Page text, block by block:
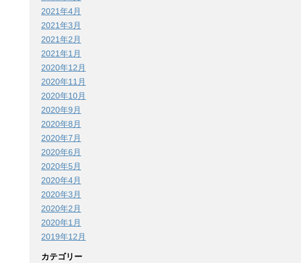
2021年4月
2021年3月
2021年2月
2021年1月
2020年12月
2020年11月
2020年10月
2020年9月
2020年8月
2020年7月
2020年6月
2020年5月
2020年4月
2020年3月
2020年2月
2020年1月
2019年12月
カテゴリー